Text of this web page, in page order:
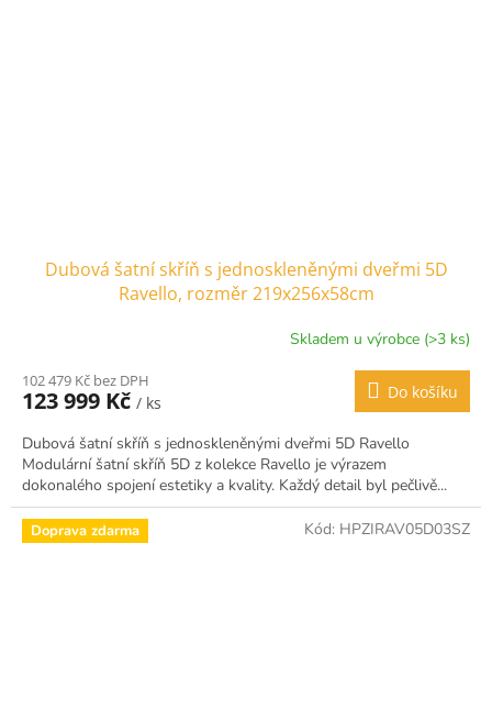
Dubová šatní skříň s jednoskleněnými dveřmi 5D
Ravello, rozměr 219x256x58cm
Skladem u výrobce (>3 ks)
102 479 Kč bez DPH
123 999 Kč / ks
Do košíku
Dubová šatní skříň s jednoskleněnými dveřmi 5D Ravello
Modulární šatní skříň 5D z kolekce Ravello je výrazem
dokonalého spojení estetiky a kvality. Každý detail byl pečlivě...
Doprava zdarma Kód: HPZIRAV05D03SZ